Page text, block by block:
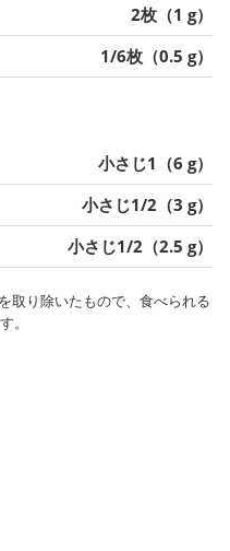
2枚（1 g）
1/6枚（0.5 g）
小さじ1（6 g）
小さじ1/2（3 g）
小さじ1/2（2.5 g）
取り除いたもので、食べられる
。